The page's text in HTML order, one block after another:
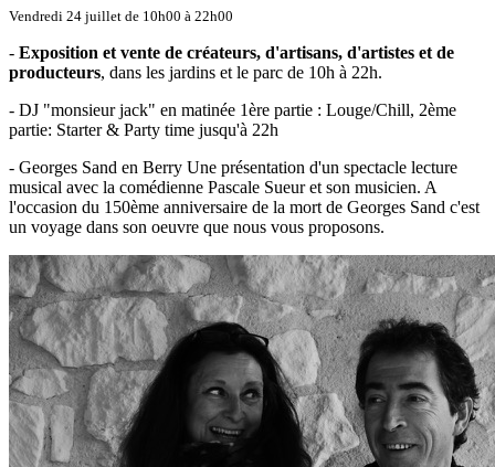
Vendredi 24 juillet de 10h00 à 22h00
- Exposition et vente de créateurs, d'artisans, d'artistes et de
producteurs, dans les jardins et le parc de 10h à 22h.
- DJ "monsieur jack" en matinée 1ère partie : Louge/Chill, 2ème
partie: Starter & Party time jusqu'à 22h
- Georges Sand en Berry Une présentation d'un spectacle lecture
musical avec la comédienne Pascale Sueur et son musicien. A
l'occasion du 150ème anniversaire de la mort de Georges Sand c'est
un voyage dans son oeuvre que nous vous proposons.